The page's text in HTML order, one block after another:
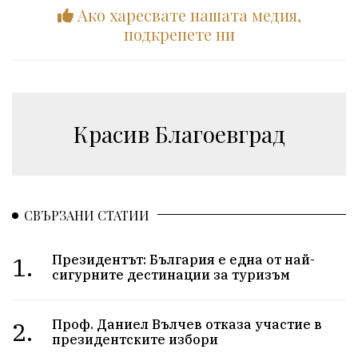
Ако харесвате нашата медия,
подкрепете ни
Красив Благоевград
СВЪРЗАНИ СТАТИИ
1.
Президентът: България е една от най-
сигурните дестинации за туризъм
2.
Проф. Даниел Вълчев отказа участие в
президентските избори